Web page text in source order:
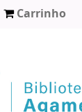
Carrinho